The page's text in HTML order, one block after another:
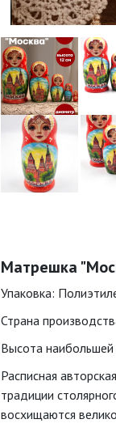
Матрешка
Упаковка:
Страна
Высота
Расписная
традиции
восхищаются